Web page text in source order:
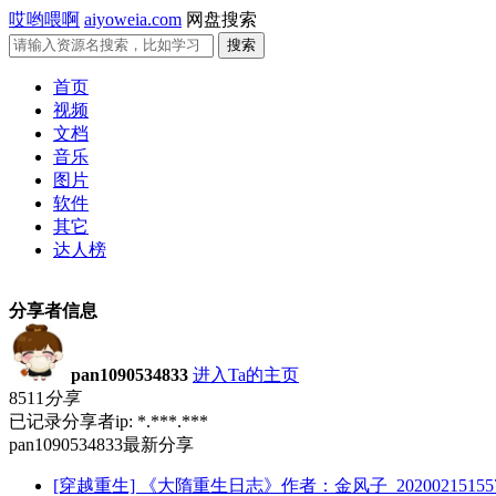
哎哟喂啊 aiyoweia.com 网盘搜索
首页
视频
文档
音乐
图片
软件
其它
达人榜
分享者信息
pan1090534833 进入Ta的主页
8511 分享
已记录分享者ip: *.***.***
pan1090534833最新分享
[穿越重生] 《大隋重生日志》作者：金风子